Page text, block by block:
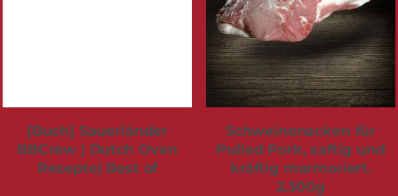
[Buch] Sauerländer
BBCrew | Dutch Oven
Rezepte| Best of
Schweinenacken für
Pulled Pork, saftig und
kräftig marmoriert.
2.300g